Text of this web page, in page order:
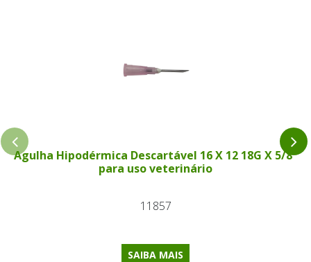
Agulha Hipodérmica Descartável 16 X 12 18G X 5/8"
para uso veterinário
11857
SAIBA MAIS